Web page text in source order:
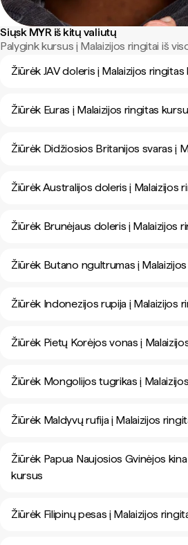
Siųsk MYR iš kitų valiutų
Palygink kursus į Malaizijos ringitai iš
Žiūrėk JAV doleris į Malaizijos ringitas
Žiūrėk Euras į Malaizijos ringitas
Žiūrėk Didžiosios Britanijos svaras į
Žiūrėk Australijos doleris į Malaizijos
Žiūrėk Brunėjaus doleris į Malaizijos
Žiūrėk Butano ngultrumas į
Žiūrėk Indonezijos rupija į Malaizijos
Žiūrėk Pietų Korėjos vonas į
Žiūrėk Mongolijos tugrikas į
Žiūrėk Maldyvų rufija į Malaizijos
Žiūrėk Papua Naujosios Gvinėjos
kursus
Žiūrėk Filipinų pesas į Malaizijos